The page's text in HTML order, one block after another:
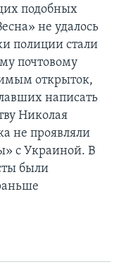
подобных
не удалось
полиции стали
почтовому
открыток,
написать
Николая
не проявляли
с Украиной. В
были